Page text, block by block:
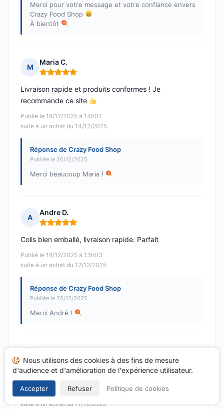
Merci pour votre message et votre confiance envers
Crazy Food Shop
À bientôt
M
Maria C.
Note : 5 sur 5
Publié le 18/12/2025 à 14h01
suite à un achat du 14/12/2025
Livraison rapide et produits conformes ! Je
recommande ce site
Réponse de Crazy Food Shop
Publiée le 20/12/2025
Merci beaucoup Maria !
A
Andre D.
Note : 5 sur 5
Publié le 18/12/2025 à 13h03
suite à un achat du 12/12/2025
Colis bien emballé, livraison rapide. Parfait
Réponse de Crazy Food Shop
Publiée le 20/12/2025
Merci André !
P
Note : 5 sur 5
Publié le 17/12/2025 à 09h00
suite à un achat du 11/12/2025
Nous utilisons des cookies à des fins de mesure
d'audience et d'amélioration de l'expérience utilisateur.
Accepter Refuser Politique de cookies